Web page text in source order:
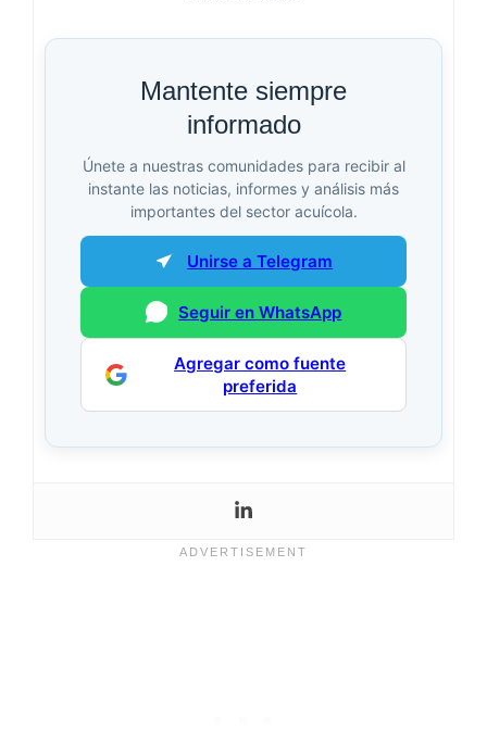
Mantente siempre
informado
Únete a nuestras comunidades para recibir al
instante las noticias, informes y análisis más
importantes del sector acuícola.
Unirse a Telegram
Seguir en WhatsApp
Agregar como fuente
preferida